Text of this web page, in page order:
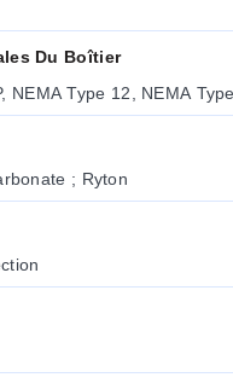
Du Boîtier
NEMA Type 12, NEMA
; Ryton